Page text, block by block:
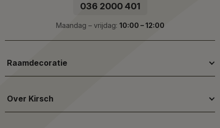
036 2000 401
Maandag – vrijdag: 10:00 – 12:00
Raamdecoratie
Over Kirsch